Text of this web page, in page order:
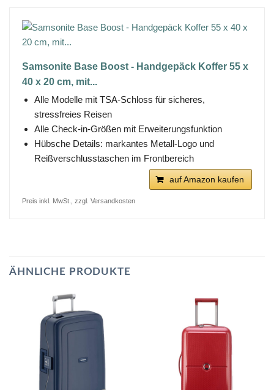
Samsonite Base Boost - Handgepäck Koffer 55 x
40 x 20 cm, mit...
Alle Modelle mit TSA-Schloss für sicheres,
stressfreies Reisen
Alle Check-in-Größen mit Erweiterungsfunktion
Hübsche Details: markantes Metall-Logo und
Reißverschlusstaschen im Frontbereich
auf Amazon kaufen
Preis inkl. MwSt., zzgl. Versandkosten
ÄHNLICHE PRODUKTE